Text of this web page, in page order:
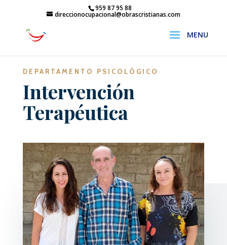
959 87 95 88
direccionocupacional@obrascristianas.com
DEPARTAMENTO PSICOLÓGICO
Intervención
Terapéutica